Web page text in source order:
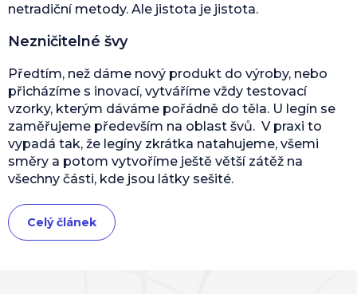
netradiční metody. Ale jistota je jistota.
Nezničitelné švy
Předtím, než dáme nový produkt do výroby, nebo
přicházíme s inovací, vytváříme vždy testovací
vzorky, kterým dáváme pořádně do těla. U legín se
zaměřujeme především na oblast švů. V praxi to
vypadá tak, že legíny zkrátka natahujeme, všemi
směry a potom vytvoříme ještě větší zátěž na
všechny části, kde jsou látky sešité.
Celý článek